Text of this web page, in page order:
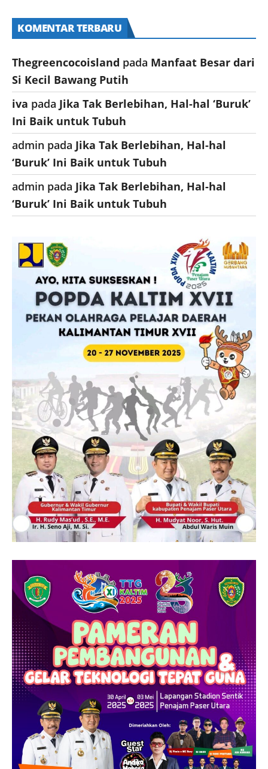
KOMENTAR TERBARU
Thegreencocoisland pada Manfaat Besar dari
Si Kecil Bawang Putih
iva pada Jika Tak Berlebihan, Hal-hal ‘Buruk’
Ini Baik untuk Tubuh
admin pada Jika Tak Berlebihan, Hal-hal
‘Buruk’ Ini Baik untuk Tubuh
admin pada Jika Tak Berlebihan, Hal-hal
‘Buruk’ Ini Baik untuk Tubuh